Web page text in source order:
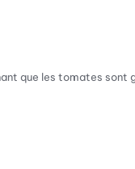
que les tomates sont